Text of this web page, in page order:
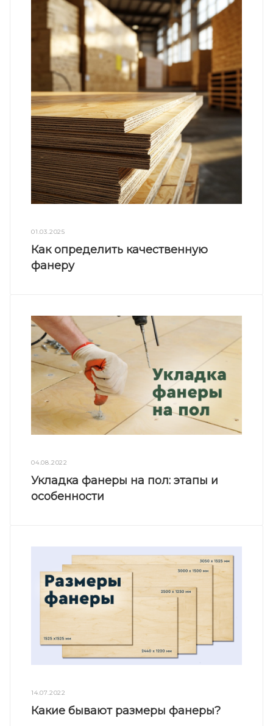
01.03.2025
Как определить качественную
фанеру
04.08.2022
Укладка фанеры на пол: этапы и
особенности
14.07.2022
Какие бывают размеры фанеры?